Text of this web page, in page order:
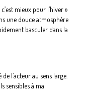
mieux pour l’hiver »
une douce atmosphère
basculer dans la
l’acteur au sens large.
sensibles à ma